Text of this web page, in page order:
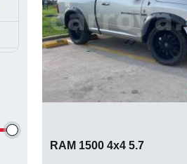
RAM 1500 4x4 5.7